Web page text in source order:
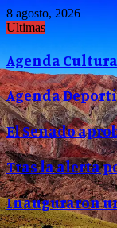
8 agosto, 2026
Ultimas
Agenda
Agenda
El Senado
Tras la alerta
Inauguraron